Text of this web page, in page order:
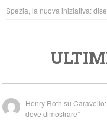
Spezia, la nuova iniziativa:
Henry Roth su
deve dimostrare”